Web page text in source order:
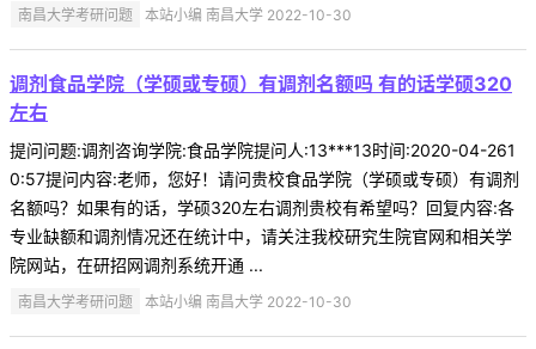
南昌大学考研问题 本站小编 南昌大学 2022-10-30
调剂食品学院（学硕或专硕）有调剂名额吗 有的话学硕320
左右
提问问题:调剂咨询学院:食品学院提问人:13***13时间:2020-04-261
0:57提问内容:老师，您好！请问贵校食品学院（学硕或专硕）有调剂
名额吗？如果有的话，学硕320左右调剂贵校有希望吗？回复内容:各
专业缺额和调剂情况还在统计中，请关注我校研究生院官网和相关学
院网站，在研招网调剂系统开通 ...
南昌大学考研问题 本站小编 南昌大学 2022-10-30